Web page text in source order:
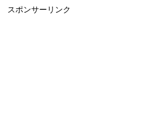
スポンサーリンク